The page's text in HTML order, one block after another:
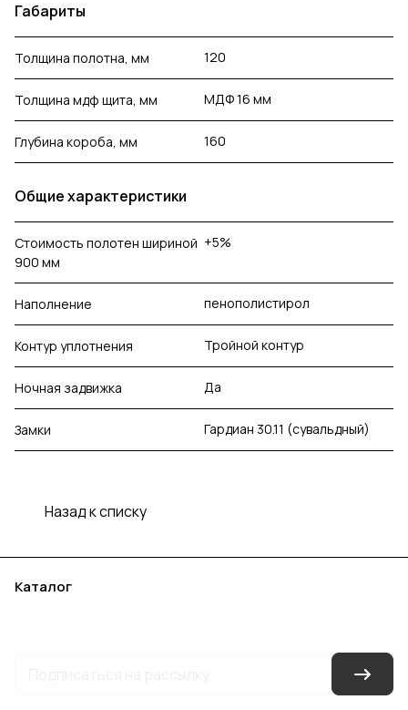
Габариты
Толщина полотна, мм 120
Толщина мдф щита, мм МДФ 16 мм
Глубина короба, мм 160
Общие характеристики
Стоимость полотен шириной
900 мм
+5%
Наполнение пенополистирол
Контур уплотнения Тройной контур
Ночная задвижка Да
Замки Гардиан 30.11 (сувальдный)
Назад к списку
Каталог